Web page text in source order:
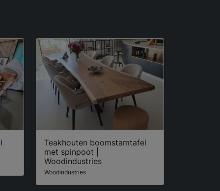
Teakhouten boomstamtafel
met spinpoot |
Woodindustries
Woodindustries